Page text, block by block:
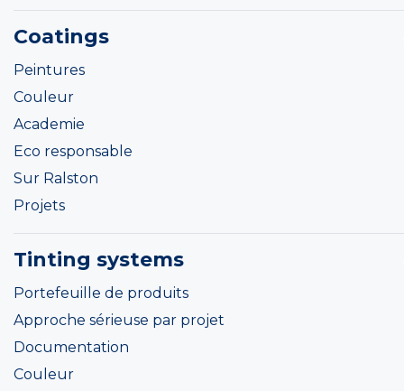
Coatings
Peintures
Couleur
Academie
Eco responsable
Sur Ralston
Projets
Tinting systems
Portefeuille de produits
Approche sérieuse par projet
Documentation
Couleur